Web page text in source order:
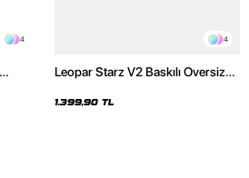
4 4
Leopar Starz V2 Baskılı Oversize
Hoodie
1.399,90 TL